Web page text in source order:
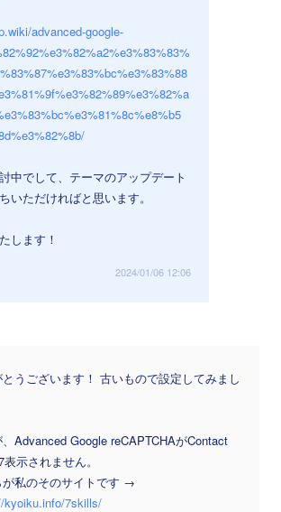
advanced-google-
中でして、テーマのアップデート
いただければと思います。
します！
2024/01/06 12:06
うございます！ 古いもので設定してみまし
Advanced Google reCAPTCHAがContact
示されません。
が私のそのサイトです →
kyoiku.info/7skills/